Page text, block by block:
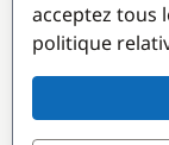
acceptez tous
politique